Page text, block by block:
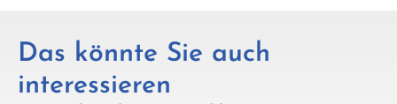
Das könnte Sie auch
interessieren